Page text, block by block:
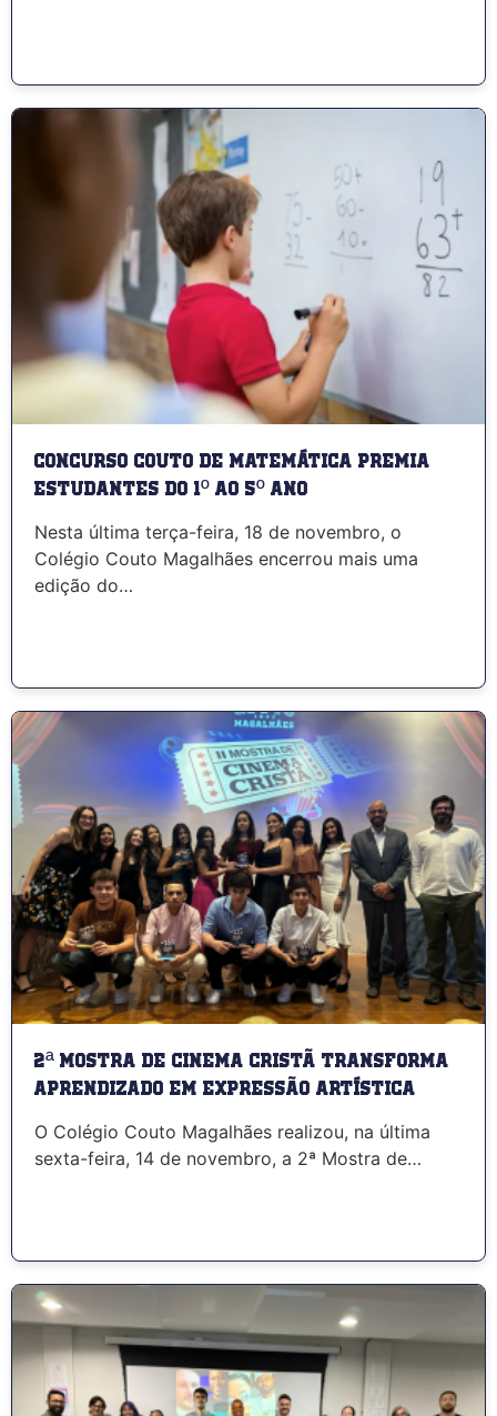
Concurso Couto de Matemática premia
estudantes do 1º ao 5º ano
Nesta última terça-feira, 18 de novembro, o
Colégio Couto Magalhães encerrou mais uma
edição do…
2ª Mostra de Cinema Cristã transforma
aprendizado em expressão artística
O Colégio Couto Magalhães realizou, na última
sexta-feira, 14 de novembro, a 2ª Mostra de…